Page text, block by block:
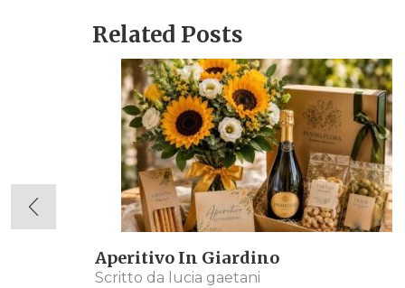
Related Posts
Aperitivo In Giardino
Scritto da
lucia gaetani